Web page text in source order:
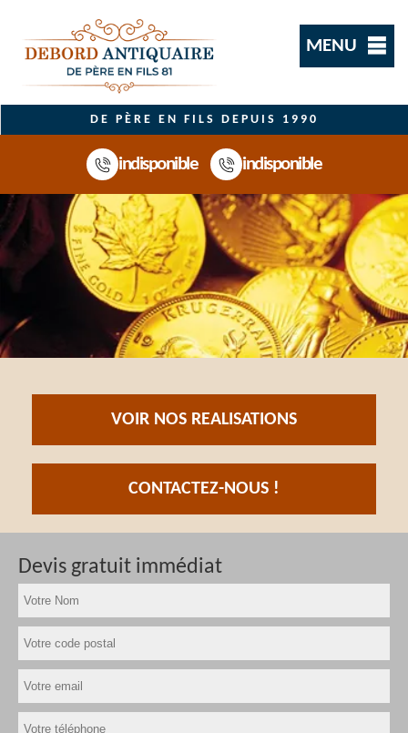
MENU
DE PÈRE EN FILS DEPUIS 1990
indisponible indisponible
VOIR NOS REALISATIONS
CONTACTEZ-NOUS !
Devis gratuit immédiat